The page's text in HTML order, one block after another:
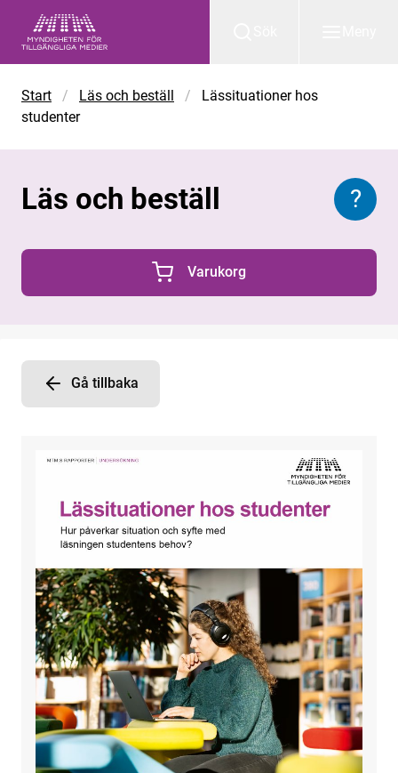
Start / Läs och beställ /
Lässituationer hos
studenter
Läs och beställ ?
0 Produkter i varukorgen
Varukorg
Gå tillbaka